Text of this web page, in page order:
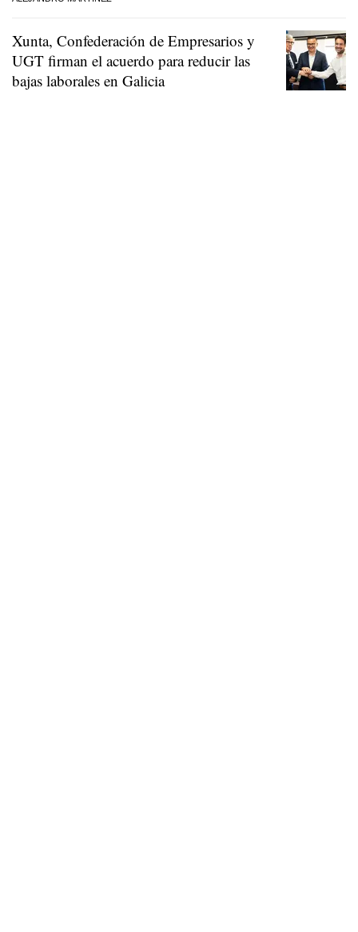
Xunta, Confederación de Empresarios y
UGT firman el acuerdo para reducir las
bajas laborales en Galicia